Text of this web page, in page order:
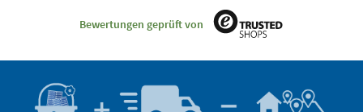
Bewertungen geprüft von